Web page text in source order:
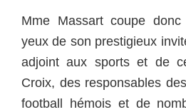
Mme Massart coupe
yeux de son prestigieux
adjoint aux sports et de
Croix, des responsables
football hémois et de